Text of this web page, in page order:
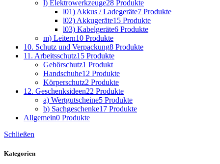
l) Elektrowerkzeuge28 Produkte
l01) Akkus / Ladegeräte7 Produkte
l02) Akkugeräte15 Produkte
l03) Kabelgeräte6 Produkte
m) Leitern10 Produkte
10. Schutz und Verpackung8 Produkte
11. Arbeitsschutz15 Produkte
Gehörschutz1 Produkt
Handschuhe12 Produkte
Körperschutz2 Produkte
12. Geschenksideen22 Produkte
a) Wertgutscheine5 Produkte
b) Sachgeschenke17 Produkte
Allgemein0 Produkte
Schließen
Kategorien